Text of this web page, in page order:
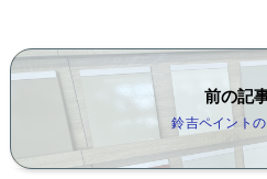
前の記
鈴吉ペイント